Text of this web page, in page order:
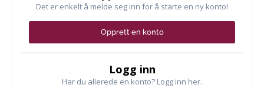
Det er enkelt å melde seg inn for å starte en ny konto!
Opprett en konto
Logg inn
Har du allerede en konto? Logg inn her.